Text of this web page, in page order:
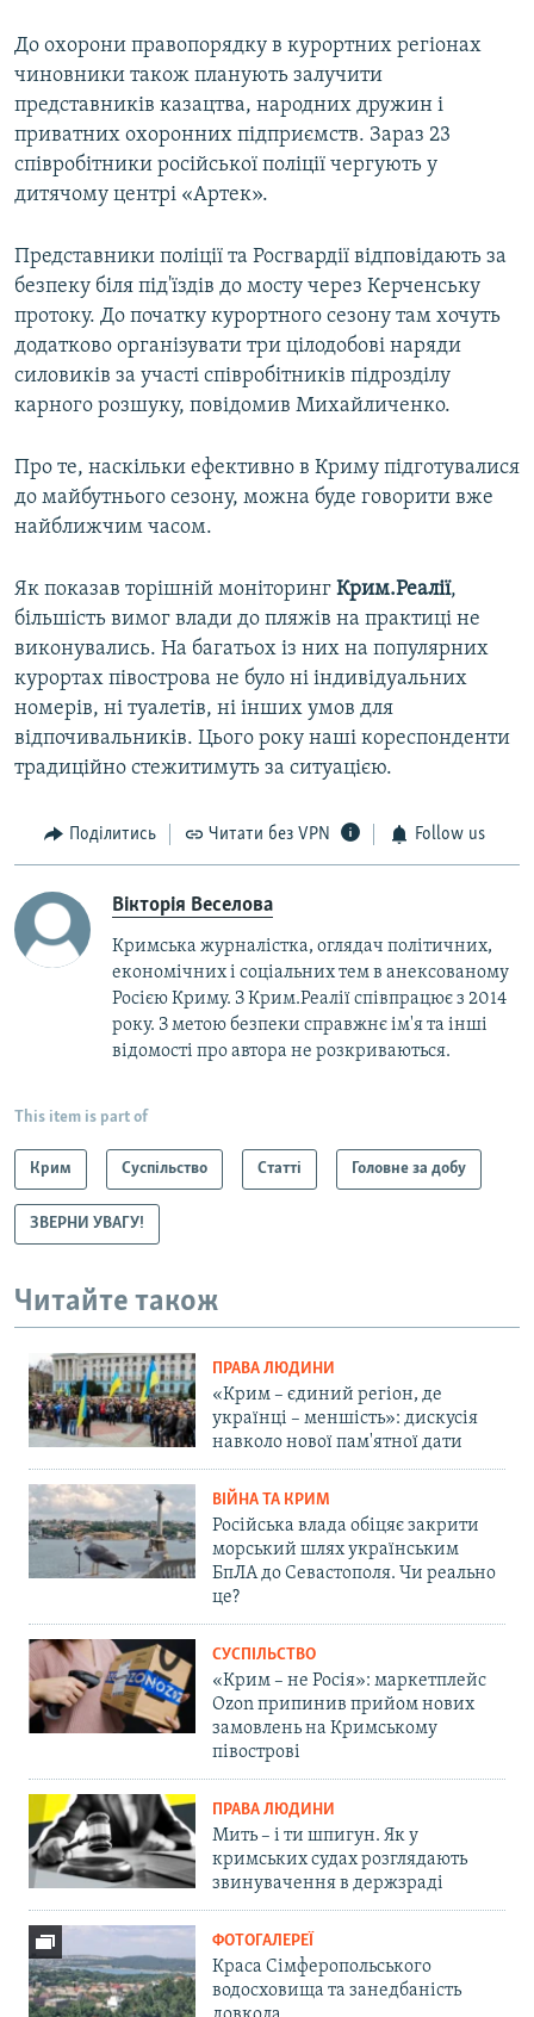
До охорони правопорядку в курортних регіонах
чиновники також планують залучити
представників казацтва, народних дружин і
приватних охоронних підприємств. Зараз 23
співробітники російської поліції чергують у
дитячому центрі «Артек».
Представники поліції та Росгвардії відповідають за
безпеку біля під'їздів до мосту через Керченську
протоку. До початку курортного сезону там хочуть
додатково організувати три цілодобові наряди
силовиків за участі співробітників підрозділу
карного розшуку, повідомив Михайличенко.
Про те, наскільки ефективно в Криму підготувалися
до майбутнього сезону, можна буде говорити вже
найближчим часом.
Як показав торішній моніторинг Крим.Реалії,
більшість вимог влади до пляжів на практиці не
виконувались. На багатьох із них на популярних
курортах півострова не було ні індивідуальних
номерів, ні туалетів, ні інших умов для
відпочивальників. Цього року наші кореспонденти
традиційно стежитимуть за ситуацією.
Поділитись Читати без VPN Follow us
Вікторія Веселова
Кримська журналістка, оглядач політичних,
економічних і соціальних тем в анексованому
Росією Криму. З Крим.Реалії співпрацює з 2014
року. З метою безпеки справжнє ім'я та інші
відомості про автора не розкриваються.
This item is part of
Крим Суспільство Статті Головне за добу
ЗВЕРНИ УВАГУ!
Читайте також
ПРАВА ЛЮДИНИ
«Крим – єдиний регіон, де
українці – меншість»: дискусія
навколо нової пам'ятної дати
ВІЙНА ТА КРИМ
Російська влада обіцяє закрити
морський шлях українським
БпЛА до Севастополя. Чи реально
це?
СУСПІЛЬСТВО
«Крим – не Росія»: маркетплейс
Ozon припинив прийом нових
замовлень на Кримському
півострові
ПРАВА ЛЮДИНИ
Мить – і ти шпигун. Як у
кримських судах розглядають
звинувачення в держзраді
ФОТОГАЛЕРЕЇ
Краса Сімферопольського
водосховища та занедбаність